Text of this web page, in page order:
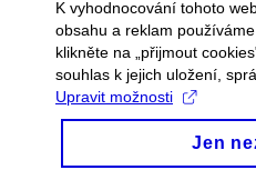
K vyhodnocování tohoto
obsahu a reklam
klikněte na „přijmout
souhlas k jejich uložení,
Upravit možnosti
Jen